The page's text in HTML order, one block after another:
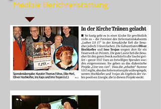
Mediale Berichterstattung